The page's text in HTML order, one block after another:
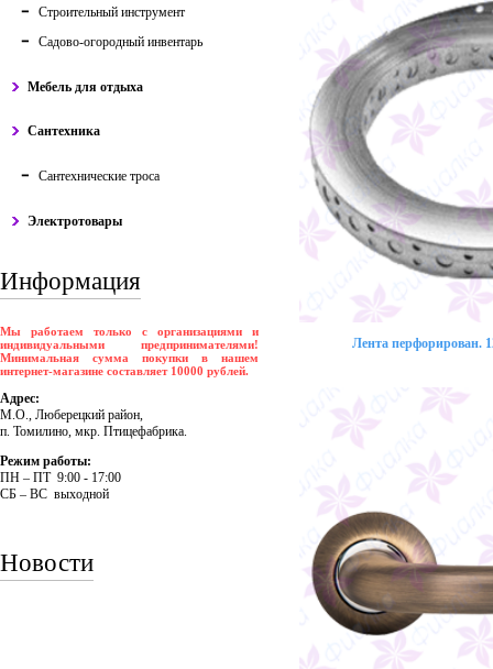
Строительный инструмент
Садово-огородный инвентарь
Мебель для отдыха
Сантехника
Сантехнические троса
Электротовары
Информация
Мы работаем только с организациями и
индивидуальными предпринимателями!
Минимальная сумма покупки в нашем
интернет-магазине составляет 10000 рублей.
Адрес:
М.О., Люберецкий район,
п. Томилино, мкр. Птицефабрика.
Режим работы:
ПH – ПT 9:00 - 17:00
CБ – BC выходной
Новости
Лента перфорирован.